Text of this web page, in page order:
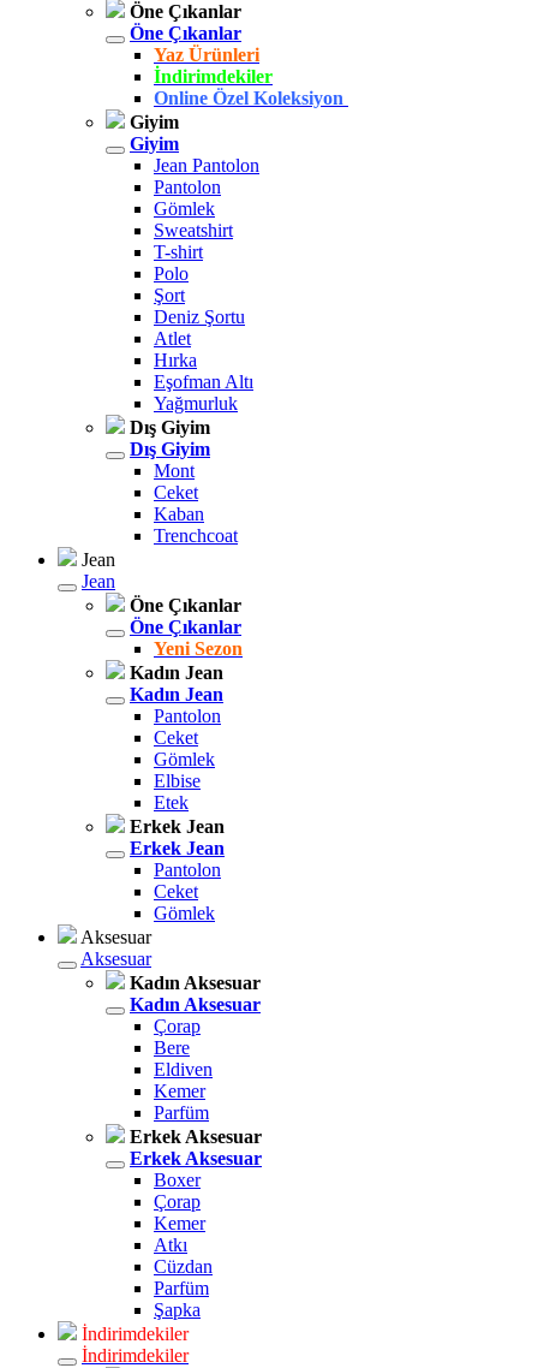
Öne Çıkanlar
Öne Çıkanlar
Yaz Ürünleri
İndirimdekiler
Online Özel Koleksiyon
Giyim
Giyim
Jean Pantolon
Pantolon
Gömlek
Sweatshirt
T-shirt
Polo
Şort
Deniz Şortu
Atlet
Hırka
Eşofman Altı
Yağmurluk
Dış Giyim
Dış Giyim
Mont
Ceket
Kaban
Trenchcoat
Jean
Jean
Öne Çıkanlar
Öne Çıkanlar
Yeni Sezon
Kadın Jean
Kadın Jean
Pantolon
Ceket
Gömlek
Elbise
Etek
Erkek Jean
Erkek Jean
Pantolon
Ceket
Gömlek
Aksesuar
Aksesuar
Kadın Aksesuar
Kadın Aksesuar
Çorap
Bere
Eldiven
Kemer
Parfüm
Erkek Aksesuar
Erkek Aksesuar
Boxer
Çorap
Kemer
Atkı
Cüzdan
Parfüm
Şapka
İndirimdekiler
İndirimdekiler